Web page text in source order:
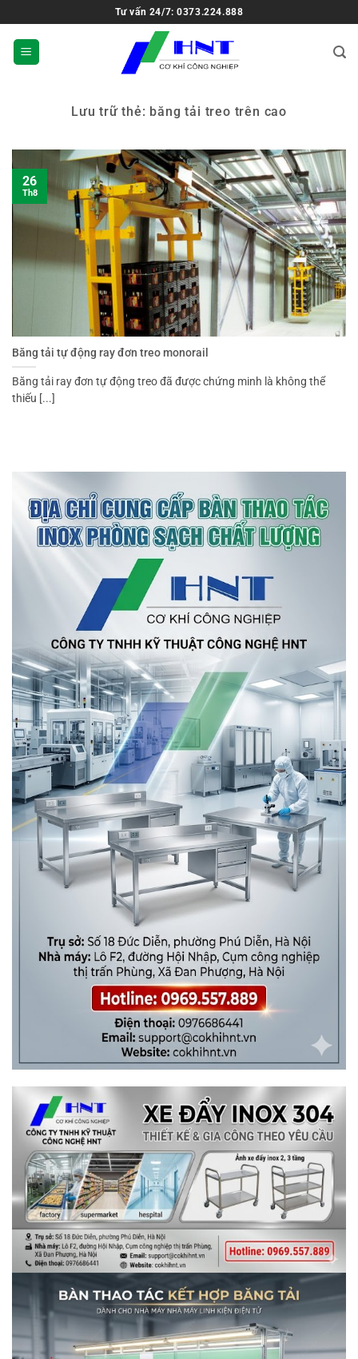
Tư vấn 24/7: 0373.224.888
Lưu trữ thẻ: băng tải treo trên cao
Băng tải tự động ray đơn treo monorail
Băng tải ray đơn tự động treo đã được chứng minh là không thể
thiếu [...]
26
Th8